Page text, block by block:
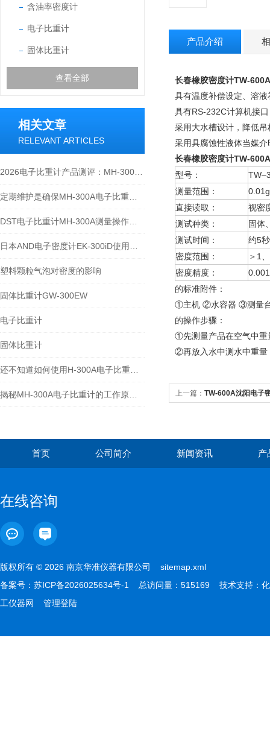
含油率密度计
电子比重计
固体比重计
查看全部
相关文章
RELEVANT ARTICLES
塑料颗粒气泡对密度的影响
固体比重计GW-300EW
电子比重计
固体比重计
产品介绍
长春橡胶密度计TW-600A
具有温度补偿设定、溶
具有RS-232C计算机接
采用大水槽设计，降低
采用具腐蚀性液体当媒
长春橡胶密度计TW-600A
型号：
测量范围：
直接读取：
视密
测试种类：
固体
测试时间：
约5秒
密度范围：
＞1
密度精度：
的标准附件：
①主机 ②水容器 ③测量
的操作步骤：
①先测量产品在空气中重
②再放入水中测水中重量
上一篇： TW-600A沈阳电子
首页 公司简介 新闻资讯 产
在线咨询
版权所有 © 2026 南京华准仪器有限公司 sitemap.xml
备案号： 苏ICP备2026025634号-1 总访问量：515169 技术支持： 化
工仪器网
管理登陆